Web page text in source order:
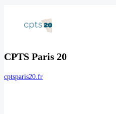
CPTS Paris 20
cptsparis20.fr